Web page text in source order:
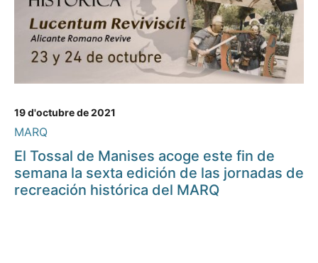
19 d'octubre de 2021
MARQ
El Tossal de Manises acoge este fin de
semana la sexta edición de las jornadas de
recreación histórica del MARQ